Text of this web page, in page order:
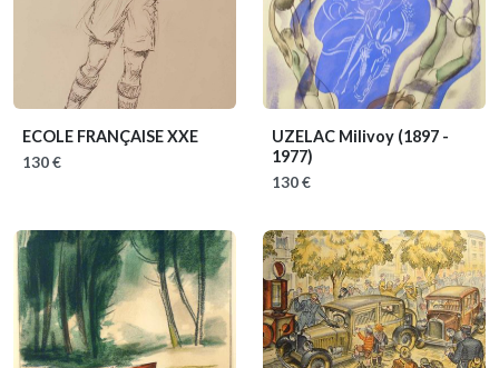
ECOLE FRANÇAISE XXE
130 €
UZELAC Milivoy (1897 -
1977)
130 €